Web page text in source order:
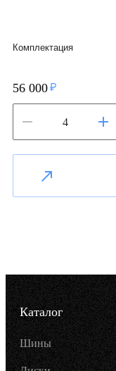
Комплектация
56 000
Каталог
Шины